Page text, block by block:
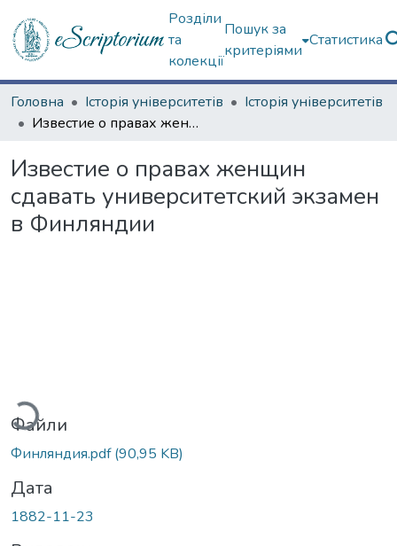
Розділи
та
колекції
Пошук за
критеріями
Статистика
Головна Історія університетів
Історія університетів
Известие о правах женщин сдавать университетский экзамен в Финляндии
Известие о правах женщин
сдавать университетский экзамен
в Финляндии
Файли
Финляндия.pdf(90,95 KB)
Дата
1882-11-23